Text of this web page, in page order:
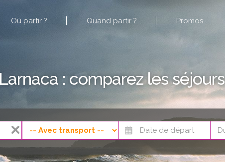
Où partir ? Quand partir ? Promos
: comparez les séjours